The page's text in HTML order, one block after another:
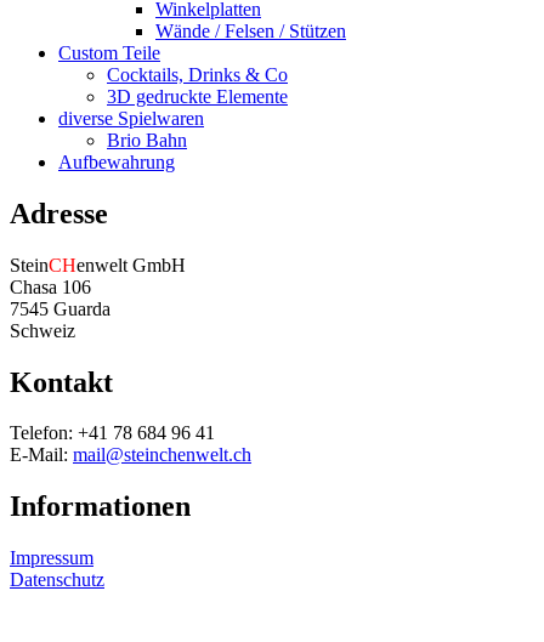
Winkelplatten
Wände / Felsen / Stützen
Custom Teile
Cocktails, Drinks & Co
3D gedruckte Elemente
diverse Spielwaren
Brio Bahn
Aufbewahrung
Adresse
SteinCHenwelt GmbH
Chasa 106
7545 Guarda
Schweiz
Kontakt
Telefon: +41 78 684 96 41
E-Mail: mail@steinchenwelt.ch
Informationen
Impressum
Datenschutz